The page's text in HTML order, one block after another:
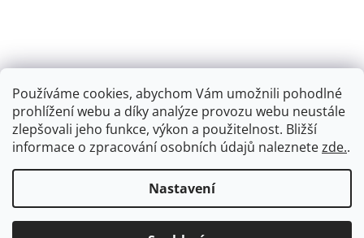
Používáme cookies, abychom Vám umožnili pohodlné
prohlížení webu a díky analýze provozu webu neustále
zlepšovali jeho funkce, výkon a použitelnost. Bližší
informace o zpracování osobních údajů naleznetezde..
Nastavení